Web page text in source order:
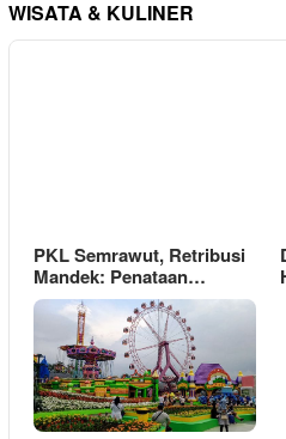
WISATA & KULINER
PKL Semrawut, Retribusi
Mandek: Penataan…